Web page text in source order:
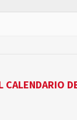
CALENDARIO